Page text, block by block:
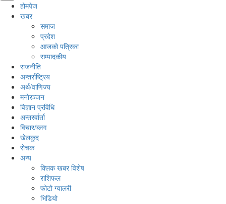
होमपेज
खबर
समाज
प्रदेश
आजको पत्रिका
सम्पादकीय
राजनीति
अन्तर्राष्ट्रिय
अर्थ/वाणिज्य
मनाेरञ्जन
विज्ञान प्रविधि
अन्तरर्वार्ता
विचार/ब्लग
खेलकुद
रोचक
अन्य
क्लिक खबर विशेष
राशिफल
फोटो ग्यालरी
भिडियो